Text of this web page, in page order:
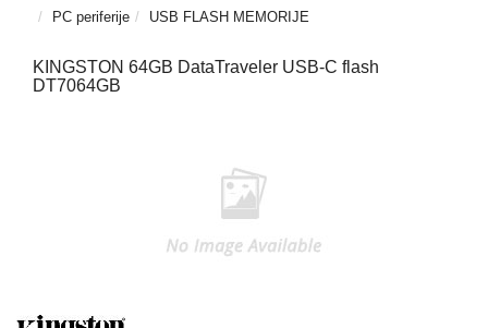
Laptop
tablet
PC periferije USB FLASH MEMORIJE
KINGSTON 64GB DataTraveler USB-C flash
DT7064GB